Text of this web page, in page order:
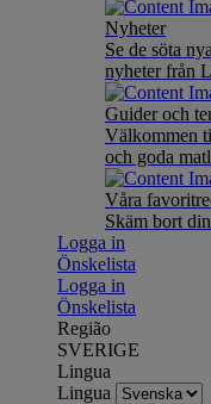
Nyheter
Se de söta
nyheter från
Guider och
Välkommen
och goda
Våra
Skäm bort
Logga in
Önskelista
Logga in
Önskelista
Região
SVERIGE
Lingua
Lingua